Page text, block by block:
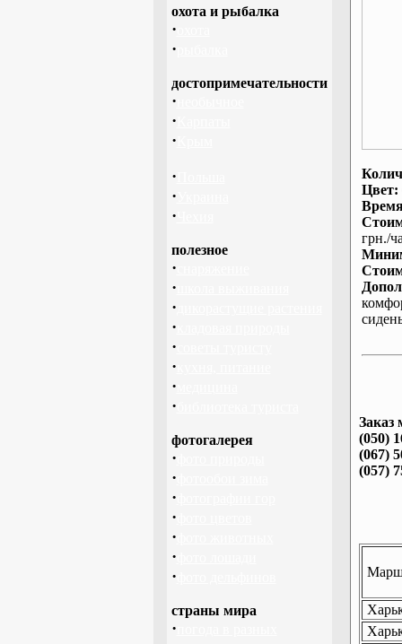
охота и рыбалка
·
·
достопримечательности
·
·
·
·
·
·
полезное
·
·
·
·
·
·
·
·
фотогалерея
·
·
·
·
·
·
·
страны мира
·
Цвет:
грн./
Заказ
(050)
(067)
(057)